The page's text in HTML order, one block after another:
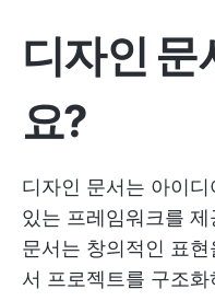
디자인 문
요?
디자인 문서는 아이
있는 프레임워크를
문서는 창의적인 표
서 프로젝트를 구조